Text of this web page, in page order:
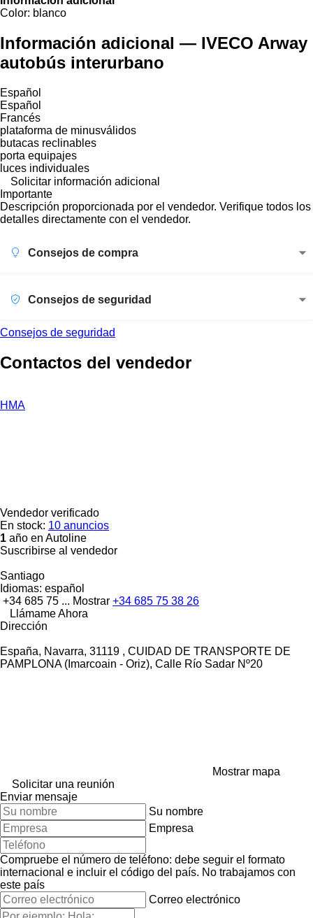
Color: blanco
Información adicional — IVECO Arway
autobús interurbano
Español
Español
Francés
plataforma de minusválidos
butacas reclinables
porta equipajes
luces individuales
Solicitar información adicional
Importante
Descripción proporcionada por el vendedor. Verifique todos los
detalles directamente con el vendedor.
Consejos de compra
Consejos de seguridad
Consejos de seguridad
Contactos del vendedor
HMA
Vendedor verificado
En stock: 10 anuncios
1 año en Autoline
Suscribirse al vendedor
Santiago
Idiomas: español
+34 685 75 ... Mostrar +34 685 75 38 26
Llámame Ahora
Dirección
España, Navarra, 31119 , CUIDAD DE TRANSPORTE DE
PAMPLONA (Imarcoain - Oriz), Calle Río Sadar Nº20
Mostrar mapa
Solicitar una reunión
Enviar mensaje
Su nombre
Empresa
Compruebe el número de teléfono: debe seguir el formato
internacional e incluir el código del país. No trabajamos con
este país
Correo electrónico